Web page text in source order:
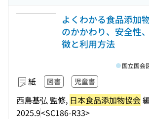
よくわかる食品添加
のかかわり、安全性
徴と利用方法
紙 図書 児童書
西島基弘 監修, 日本食品添加物協会
2025.9<SC186-R33>
国立国会